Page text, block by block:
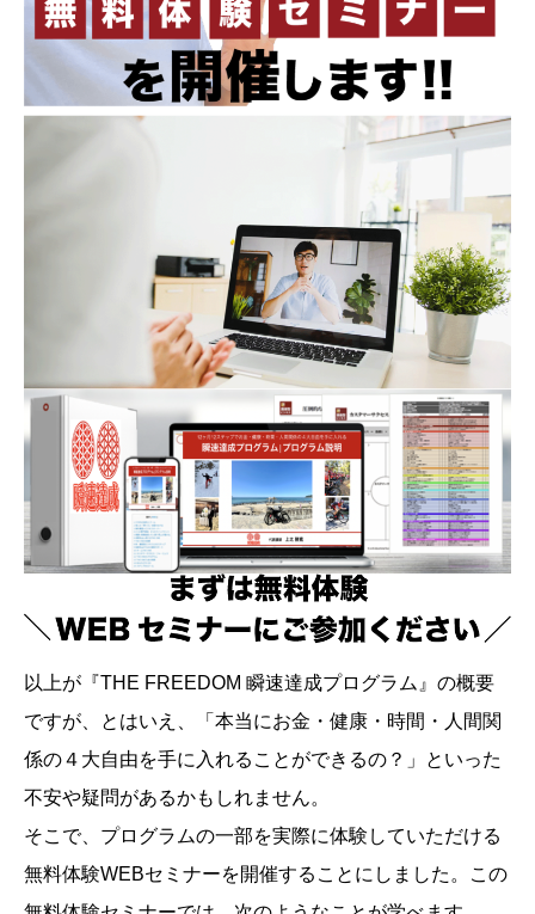
以上が『THE FREEDOM 瞬速達成プログラム』の概要
ですが、とはいえ、「本当にお金・健康・時間・人間関
係の４大自由を手に入れることができるの？」といった
不安や疑問があるかもしれません。
そこで、プログラムの一部を実際に体験していただける
無料体験WEBセミナーを開催することにしました。この